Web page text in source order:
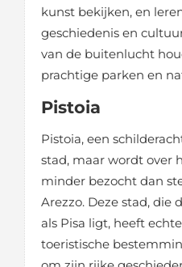
kunst bekijken, en
geschiedenis en
van de buitenlucht
prachtige parken en
Pistoia
Pistoia, een
stad, maar wordt over
minder bezocht dan
Arezzo. Deze stad, die
als Pisa ligt, heeft
toeristische